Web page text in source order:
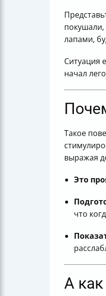
покушали,
лапами,
Ситуация
начал
Такое
выражая
Это
что
А